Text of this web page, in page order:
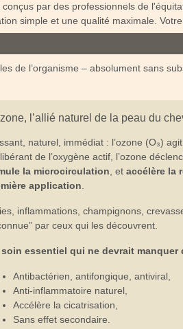
par des professionnels de
simple et une qualité maximale.
de l’organisme – absolument sans
l’allié naturel de la peau du
naturel, immédiat : l’ozone (O₃)
de l’oxygène actif, l’ozone
la microcirculation , et accélère la
application
inflammations, champignons,
par ceux qui les découvrent.
essentiel qui ne devrait manquer
Antibactérien, antifongique, antiviral,
Anti-inflammatoire naturel,
Accélère la cicatrisation,
Sans effet secondaire.